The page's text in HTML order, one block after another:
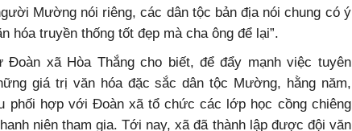
Mường nói riêng, các dân tộc bản địa nói chung có ý
hóa truyền thống tốt đẹp mà cha ông để lại”.
Đoàn xã Hòa Thắng cho biết, để đẩy mạnh việc tuyên
giá trị văn hóa đặc sắc dân tộc Mường, hằng năm,
phối hợp với Đoàn xã tổ chức các lớp học cồng chiêng
niên tham gia. Tới nay, xã đã thành lập được đội văn